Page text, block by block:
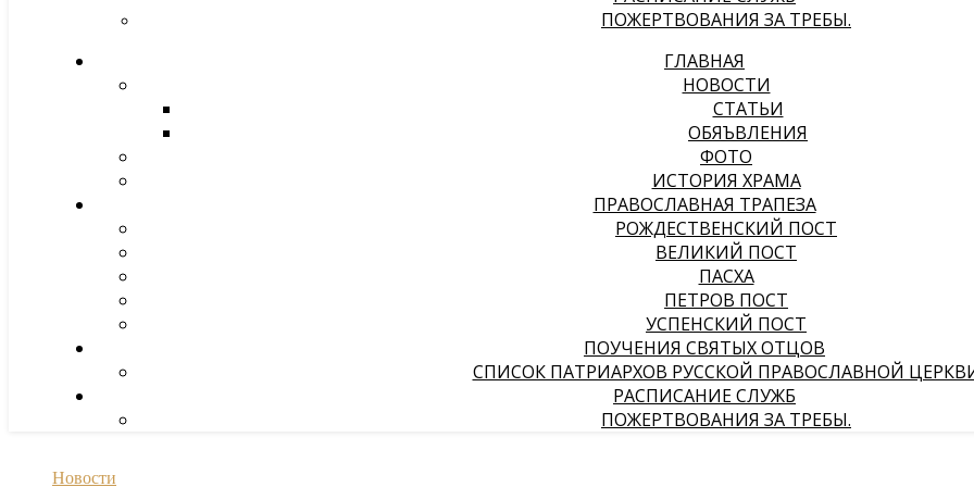
ПОЖЕРТВОВАНИЯ ЗА ТРЕБЫ.
ГЛАВНАЯ
НОВОСТИ
СТАТЬИ
ОБЯЪВЛЕНИЯ
ФОТО
ИСТОРИЯ ХРАМА
ПРАВОСЛАВНАЯ ТРАПЕЗА
РОЖДЕСТВЕНСКИЙ ПОСТ
ВЕЛИКИЙ ПОСТ
ПАСХА
ПЕТРОВ ПОСТ
УСПЕНСКИЙ ПОСТ
ПОУЧЕНИЯ СВЯТЫХ ОТЦОВ
СПИСОК ПАТРИАРХОВ РУССКОЙ ПРАВОСЛАВНОЙ
РАСПИСАНИЕ СЛУЖБ
ПОЖЕРТВОВАНИЯ ЗА ТРЕБЫ.
Новости